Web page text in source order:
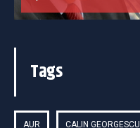
Tags
AUR CALIN GEORGESCU